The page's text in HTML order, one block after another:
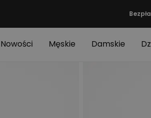
Nowości Męskie Damskie